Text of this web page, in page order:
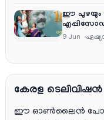
ഈ പുഴയും
തിങ്കൾ
9 Jun
കേരള ടെലിവിഷൻ
ഈ ഓൺലൈൻ